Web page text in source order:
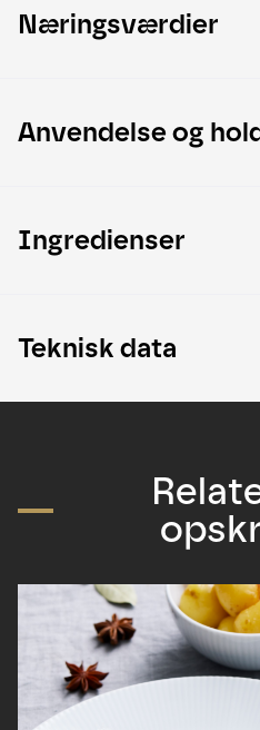
Næringsværdier
Anvendelse og
Ingredienser
Teknisk data